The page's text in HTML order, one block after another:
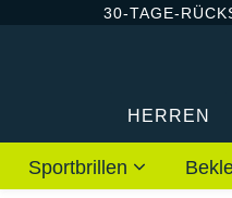
30-TAGE-
HERREN
Sportbrillen